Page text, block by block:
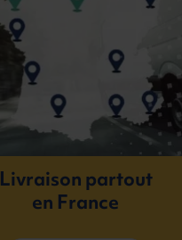
Livraison partout
en France